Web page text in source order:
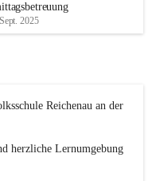
2025
Reichenau an der
herzliche Lernumgebung